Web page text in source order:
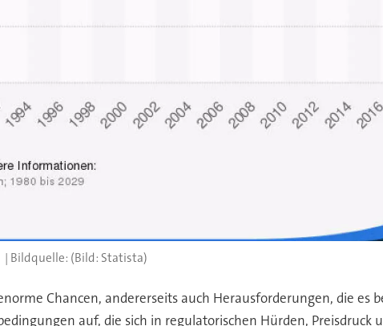
(Bild: Statista)
Chancen, andererseits auch Herausforderungen, die es
auf, die sich in regulatorischen Hürden, Preisdruck